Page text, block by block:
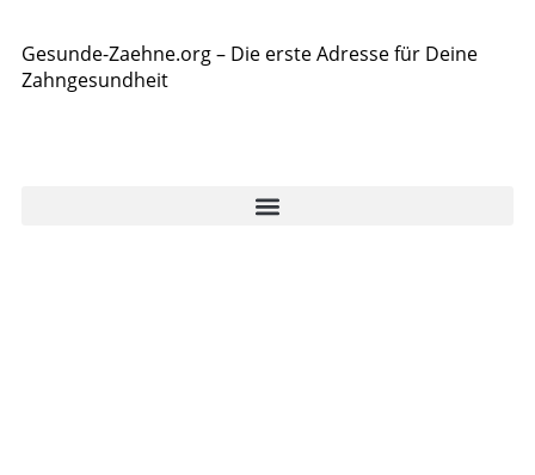
Gesunde-Zaehne.org – Die erste Adresse für Deine
Zahngesundheit